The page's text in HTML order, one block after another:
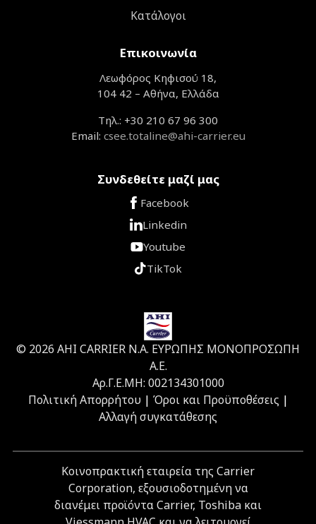
Κατάλογοι
Επικοινωνία
Λεωφόρος Κηφισού 18,
104 42 – Αθήνα, Ελλάδα
Τηλ.: +30 210 67 96 300
Email: csee.totaline@ahi-carrier.eu
Συνδεθείτε μαζί μας
Facebook
Linkedin
Youtube
TikTok
© 2026 ΑΗΙ CARRIER Ν.Α. ΕΥΡΩΠΗΣ ΜΟΝΟΠΡΟΣΩΠΗ
Α.Ε.
Αρ.Γ.Ε.ΜΗ: 002134301000
Πολιτική Απορρήτου | Όροι και Προϋποθέσεις |
Αλλαγή συγκατάθεσης
Κοινοπρακτική εταιρεία της Carrier
Corporation, εξουσιοδοτημένη να
διανέμει προϊόντα Carrier, Toshiba και